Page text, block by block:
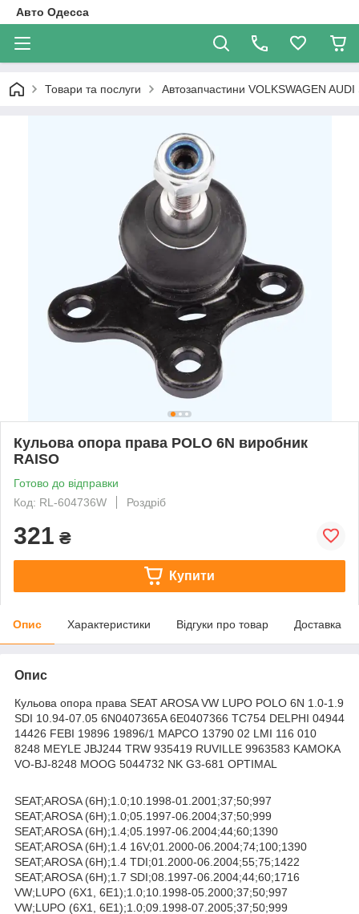
Авто Одесса
Товари та послуги Автозапчастини VOLKSWAGEN AUDI
Кульова опора права POLO 6N виробник
RAISO
Готово до відправки
Код: RL-604736W
Роздріб
321 ₴
Купити
Опис Характеристики Відгуки про товар Доставка
Опис
Кульова опора права SEAT AROSA VW LUPO POLO 6N 1.0-1.9
SDI 10.94-07.05 6N0407365A 6E0407366 TC754 DELPHI 04944
14426 FEBI 19896 19896/1 MAPCO 13790 02 LMI 116 010
8248 MEYLE JBJ244 TRW 935419 RUVILLE 9963583 KAMOKA
VO-BJ-8248 MOOG 5044732 NK G3-681 OPTIMAL
SEAT;AROSA (6H);1.0;10.1998-01.2001;37;50;997
SEAT;AROSA (6H);1.0;05.1997-06.2004;37;50;999
SEAT;AROSA (6H);1.4;05.1997-06.2004;44;60;1390
SEAT;AROSA (6H);1.4 16V;01.2000-06.2004;74;100;1390
SEAT;AROSA (6H);1.4 TDI;01.2000-06.2004;55;75;1422
SEAT;AROSA (6H);1.7 SDI;08.1997-06.2004;44;60;1716
VW;LUPO (6X1, 6E1);1.0;10.1998-05.2000;37;50;997
VW;LUPO (6X1, 6E1);1.0;09.1998-07.2005;37;50;999